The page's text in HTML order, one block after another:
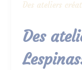
Des ateliers
Des